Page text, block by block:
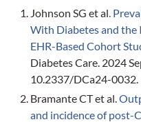
Johnson SG et al .
With Diabetes and the
EHR-Based Cohort
Diabetes Care. 2024
10.2337/DCa24-0032.
Bramante CT et al.
and incidence of post-